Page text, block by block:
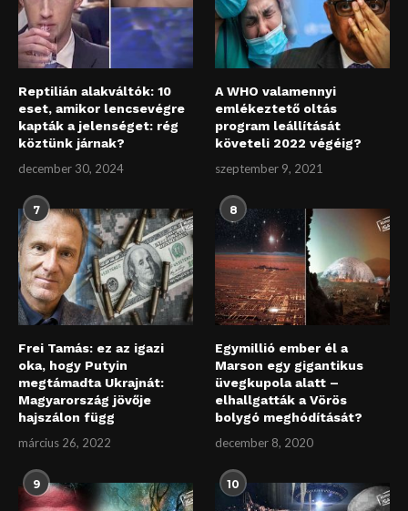
Reptilián alakváltók: 10
eset, amikor lencsevégre
kapták a jelenséget: rég
köztünk járnak?
december 30, 2024
A WHO valamennyi
emlékeztető oltás
program leállítását
követeli 2022 végéig?
szeptember 9, 2021
7
Frei Tamás: ez az igazi
oka, hogy Putyin
megtámadta Ukrajnát:
Magyarország jövője
hajszálon függ
március 26, 2022
8
Egymillió ember él a
Marson egy gigantikus
üvegkupola alatt –
elhallgatták a Vörös
bolygó meghódítását?
december 8, 2020
9 10